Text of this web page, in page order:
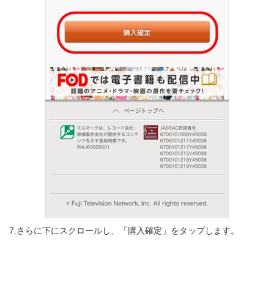
7.さらに下にスクロールし、「購入確定」をタップします。